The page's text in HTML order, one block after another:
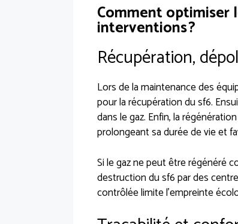
Comment optimiser
interventions ?
Récupération,
Lors de la maintenance des
pour la récupération du sf6.
dans le gaz. Enfin, la
prolongeant sa durée de vie et
Si le gaz ne peut être régénéré
destruction du sf6 par des
contrôlée limite l’empreinte